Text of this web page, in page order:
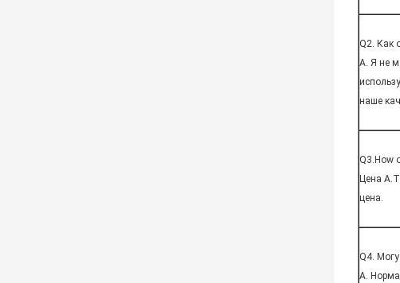
Q2. Как
A. Я не
наше
Q3.How
Цена
цена.
Q4.
A.